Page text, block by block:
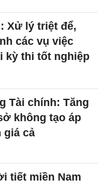
Xử lý triệt để,
các vụ việc
kỳ thi tốt nghiệp
Tài chính: Tăng
không tạo áp
giá cả
tiết miền Nam